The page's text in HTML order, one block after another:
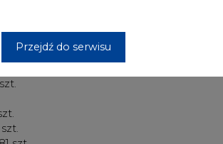
Przejdź do serwisu